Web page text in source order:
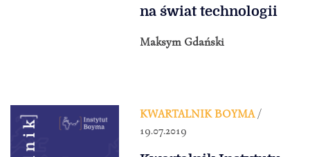
na świat technologii
Maksym Gdański
KWARTALNIK BOYMA/
19.07.2019